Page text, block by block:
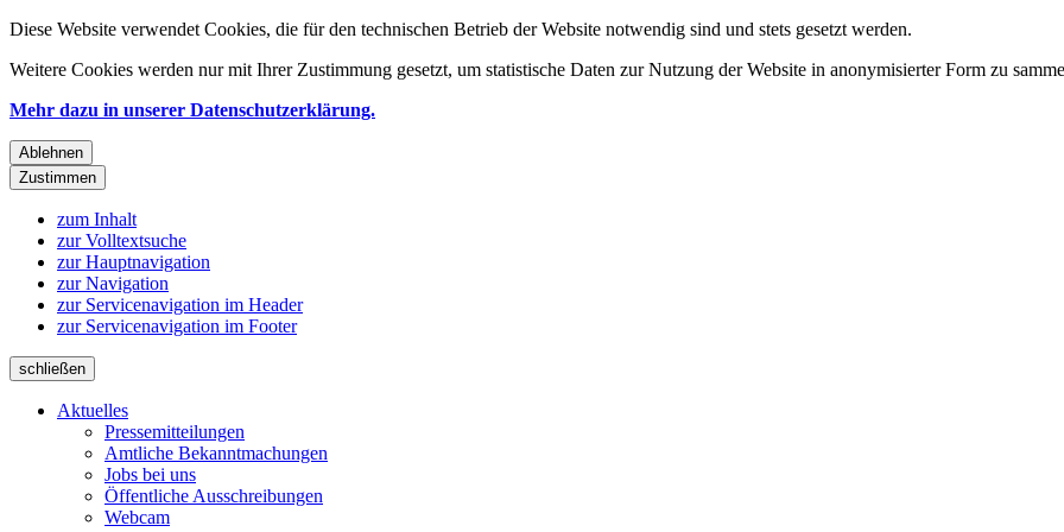
Diese Website verwendet Cookies, die für den technischen Betrieb der Website notwendig sind und stets gesetzt werden.
Weitere Cookies werden nur mit Ihrer Zustimmung gesetzt, um statistische Daten zur Nutzung der Website in anonymisierter Form zu
Mehr dazu in unserer Datenschutzerklärung.
Ablehnen
Zustimmen
zum Inhalt
zur Volltextsuche
zur Hauptnavigation
zur Navigation
zur Servicenavigation im Header
zur Servicenavigation im Footer
schließen
Aktuelles
Pressemitteilungen
Amtliche Bekanntmachungen
Jobs bei uns
Öffentliche Ausschreibungen
Webcam